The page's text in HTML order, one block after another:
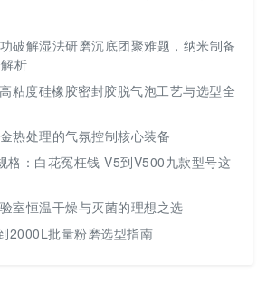
破解湿法研磨沉底团聚难题，纳米制备
析
粘度硅橡胶密封胶脱气泡工艺与选型全
热处理的气氛控制核心装备
格：白花冤枉钱 V5到V500九款型号这
室恒温干燥与灭菌的理想之选
2000L批量粉磨选型指南